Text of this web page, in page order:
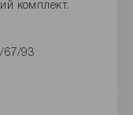
комплект.
67/93